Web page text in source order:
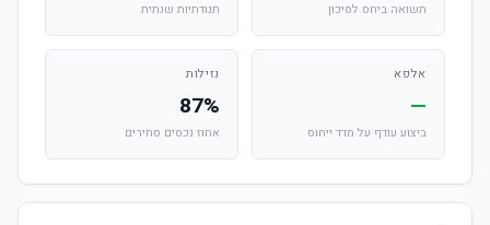
תשואה ביחס לסיכון תנודתיות שנתית
אלפא
—
ביצוע עודף על מדד ייחוס
נזילות
87%
אחוז נכסים סחירים